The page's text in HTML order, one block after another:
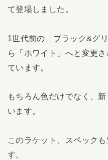
て登場しました。
1世代前の「ブラック&グ
ら「ホワイト」へと変更
ています。
もちろん色だけでなく、
います。
このラケット、スペック
す。